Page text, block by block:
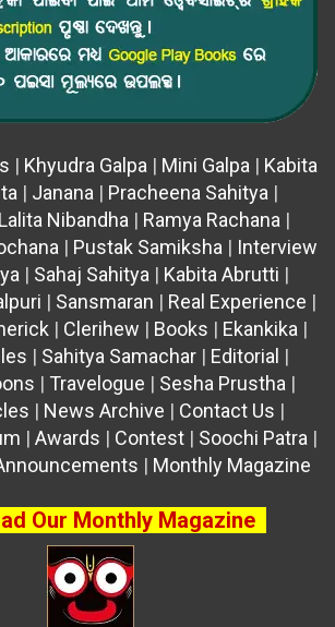
| Khyudra Galpa | Mini Galpa | Kabita
| Janana | Pracheena Sahitya |
Lalita Nibandha | Ramya Rachana |
| Pustak Samiksha | Interview
| Sahaj Sahitya | Kabita Abrutti |
| Sansmaran | Real Experience |
| Clerihew | Books | Ekankika |
| Sahitya Samachar| Editorial |
| Travelogue | Sesha Prustha |
| News Archive | Contact Us |
| Awards | Contest | Soochi Patra |
| Monthly Magazine
Our Monthly Magazine